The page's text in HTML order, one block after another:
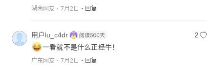
湖南网友 7月2日 回复
用户lu_c4dr
2
一看就不是什么正经牛！
广东网友 7月2日 回复